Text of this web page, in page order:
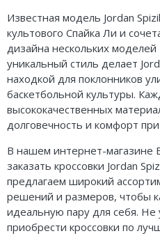
Известная модель Jordan
культового Спайка Ли и
дизайна нескольких моделей
уникальный стиль делает
находкой для поклонников
баскетбольной культуры.
высококачественных
долговечность и комфорт при
В нашем интернет-магазине
заказать кроссовки Jordan
предлагаем широкий
решений и размеров, чтобы
идеальную пару для себя. Не
приобрести кроссовки по